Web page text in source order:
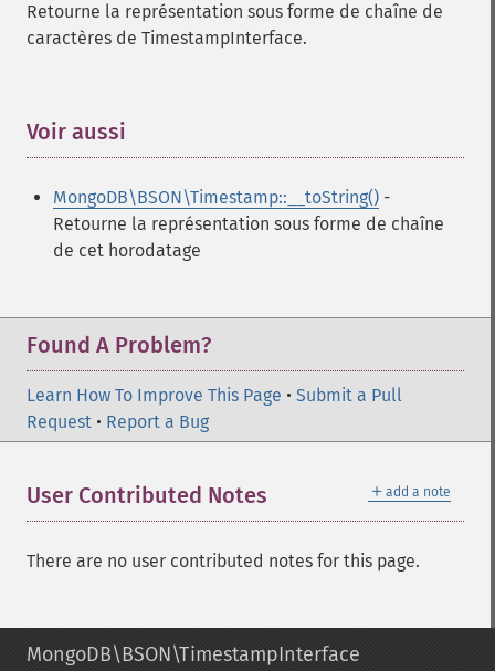
Retourne la représentation sous forme de chaîne de
caractères de TimestampInterface.
Voir aussi
MongoDB\BSON\Timestamp::__toString() -
Retourne la représentation sous forme de chaîne
de cet horodatage
Found A Problem?
Learn How To Improve This Page • Submit a Pull
Request • Report a Bug
＋ add a note
User Contributed Notes
There are no user contributed notes for this page.
MongoDB\BSON\TimestampInterface